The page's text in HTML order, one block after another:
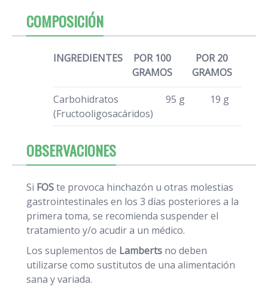
COMPOSICIÓN
INGREDIENTES
POR 100
GRAMOS
POR 20
GRAMOS
Carbohidratos
(Fructooligosacáridos)
95 g 19 g
OBSERVACIONES
Si FOSte provoca hinchazón u otras molestias
gastrointestinales en los 3 días posteriores a la
primera toma, se recomienda suspender el
tratamiento y/o acudir a un médico.
Los suplementos de Lamberts no deben
utilizarse como sustitutos de una alimentación
sana y variada.